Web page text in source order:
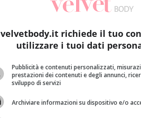
velvetbody.it richiede il tuo
utilizzare i tuoi dati
Pubblicità e contenuti personalizzati,
prestazioni dei contenuti e degli annunci,
sviluppo di servizi
Archiviare informazioni su dispositivo e/o